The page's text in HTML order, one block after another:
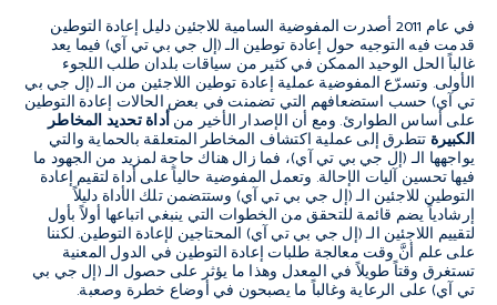
في عام 2011 أصدرت المفوضية السامية للاجئين دليل إعادة التوطين
قدمت فيه التوجيه حول إعادة توطين الـ (إل جي بي تي آي) فيما يعد
غالباً الحل الوحيد الممكن في كثير من سياقات بلدان طلب اللجوء
الأولى. وتسرّع المفوضية عملية إعادة توطين اللاجئين من الـ (إل جي بي
تي آي) حسب استضعافهم التي تضمنت في بعض الحالات إعادة التوطين
على أساس الطوارئ. ومع أن الإصدار الأخير منأداة تحديد المخاطر
الكبيرة تتطرق إلى عملية اكتشاف المخاطر المتعلقة بالحماية والتي
يواجهها الـ (إل جي بي تي آي)، فما زال هناك حاجة لمزيد من الجهود ما
فيها تحسين آليات الإحالة. وتعمل المفوضية حالياً على أداة لتقيم إعادة
التوطين للاجئين الـ (إل جي بي تي آي) وستتضمن تلك الأداة دليلاً
إرشادياً يضم قائمة للتحقق من الخطوات التي ينبغي اتباعها أولاً بأول
لتقييم اللاجئين الـ (إل جي بي تي آي) المحتاجين لإعادة التوطين. لكننا
على علم أنَّ وقت معالجة طلبات إعادة التوطين في الدول المعنية
تستغرق وقتاً طويلاً في المعدل وهذا ما يؤثر على حصول الـ (إل جي بي
تي آي) على الرعاية وغالباً ما يصبحون في أوضاع خطرة وصعبة.